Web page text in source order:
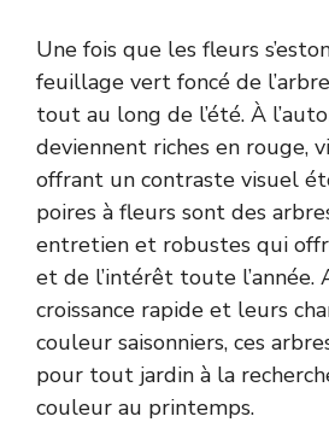
Une fois que les fleurs
feuillage vert foncé de
tout au long de l’été. À
deviennent riches en rouge,
offrant un contraste visuel
poires à fleurs sont des
entretien et robustes qui
et de l’intérêt toute l’année.
croissance rapide et leurs
couleur saisonniers, ces
pour tout jardin à la
couleur au printemps.